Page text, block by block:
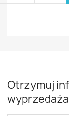
Otrzymuj